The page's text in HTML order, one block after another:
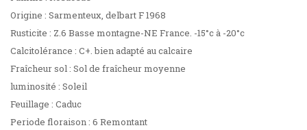
Origine : Sarmenteux, delbart F 1968
Rusticite : Z.6 Basse montagne-NE France. -15°c à -20°c
Calcitolérance : C+. bien adapté au calcaire
Fraîcheur sol : Sol de fraîcheur moyenne
luminosité : Soleil
Feuillage : Caduc
Periode floraison : 6 Remontant